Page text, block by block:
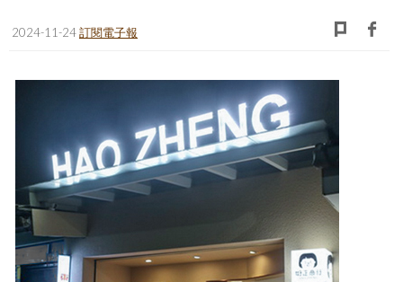
旅遊美食集
生活風
日記簿
餐桌週記
享樂隨手拍
照相簿
2024-11-24訂閱電子報